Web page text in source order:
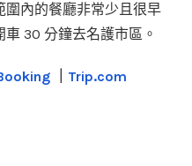
圍內的餐廳非常少且很早
30 分鐘去名護市區。
Trip.com